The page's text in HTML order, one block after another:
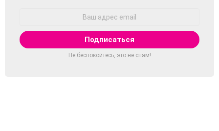
Не беспокойтесь, это не спам!